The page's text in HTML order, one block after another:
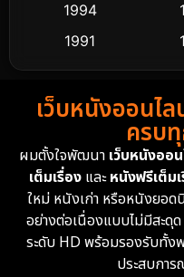
Dance เต้น
Detective สืบสวน
Detective สืบสวน
Disney+
Documentary สารคดี
Drama ดราม่า
1994
1991
1988
1983
1962
เว็บหนังออนไ
ครบ
ผมตั้งใจพัฒนา เว็บหนังออ
เต็มเรื่อง และหนังฟรีเต็ม
ใหม่ หนังเก่า หรือหนังยอ
อย่างต่อเนื่องแบบไม่มีสะ
ระดับ HD พร้อมรองรับทั้ง
ประสบกา